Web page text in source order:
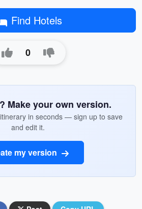
Find Hotels
0
Make your own version.
in seconds — sign up to save
and edit it.
my version